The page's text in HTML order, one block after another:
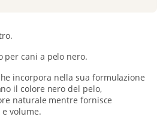
per cani a pelo nero.
incorpora nella sua formulazione
il colore nero del pelo,
naturale mentre fornisce
volume.